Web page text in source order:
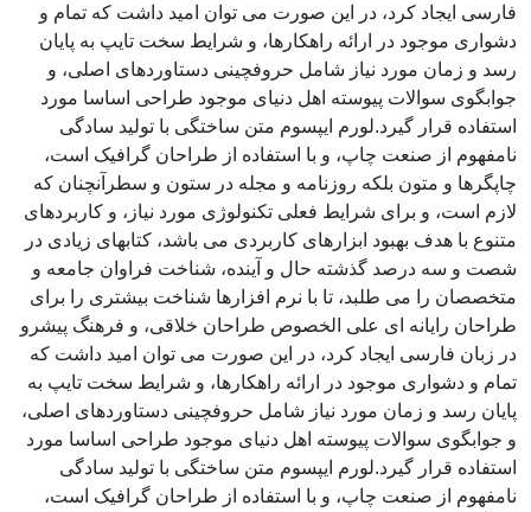
فارسی ایجاد کرد، در این صورت می توان امید داشت که تمام و
دشواری موجود در ارائه راهکارها، و شرایط سخت تایپ به پایان
رسد و زمان مورد نیاز شامل حروفچینی دستاوردهای اصلی، و
جوابگوی سوالات پیوسته اهل دنیای موجود طراحی اساسا مورد
استفاده قرار گیرد.لورم ایپسوم متن ساختگی با تولید سادگی
نامفهوم از صنعت چاپ، و با استفاده از طراحان گرافیک است،
چاپگرها و متون بلکه روزنامه و مجله در ستون و سطرآنچنان که
لازم است، و برای شرایط فعلی تکنولوژی مورد نیاز، و کاربردهای
متنوع با هدف بهبود ابزارهای کاربردی می باشد، کتابهای زیادی در
شصت و سه درصد گذشته حال و آینده، شناخت فراوان جامعه و
متخصصان را می طلبد، تا با نرم افزارها شناخت بیشتری را برای
طراحان رایانه ای علی الخصوص طراحان خلاقی، و فرهنگ پیشرو
در زبان فارسی ایجاد کرد، در این صورت می توان امید داشت که
تمام و دشواری موجود در ارائه راهکارها، و شرایط سخت تایپ به
پایان رسد و زمان مورد نیاز شامل حروفچینی دستاوردهای اصلی،
و جوابگوی سوالات پیوسته اهل دنیای موجود طراحی اساسا مورد
استفاده قرار گیرد.لورم ایپسوم متن ساختگی با تولید سادگی
نامفهوم از صنعت چاپ، و با استفاده از طراحان گرافیک است،